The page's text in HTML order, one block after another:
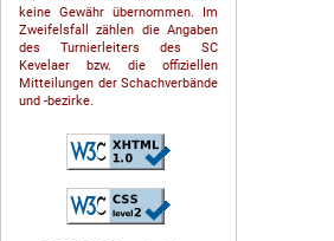
keine Gewähr übernommen. Im
Zweifelsfall zählen die Angaben
des Turnierleiters des SC
Kevelaer bzw. die offiziellen
Mitteilungen der Schach­ver­bände
und -bezirke.